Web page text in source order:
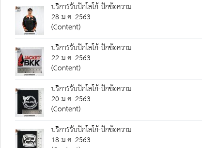
บริการรับปักโลโก้-ปักข้อความ
28 ม.ค. 2563
(Content)
บริการรับปักโลโก้-ปักข้อความ
22 ม.ค. 2563
(Content)
บริการรับปักโลโก้-ปักข้อความ
20 ม.ค. 2563
(Content)
บริการรับปักโลโก้-ปักข้อความ
18 ม.ค. 2563